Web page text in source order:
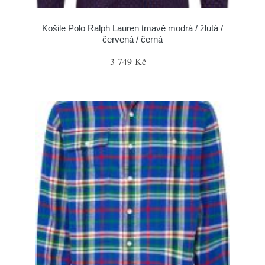
Košile Polo Ralph Lauren tmavě modrá / žlutá /
červená / černá
3 749 Kč